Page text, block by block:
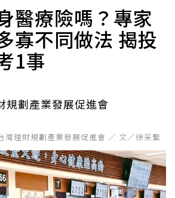
醫療險嗎？專家
寡不同做法 揭投
1事
規劃產業發展促進會
灣理財規劃產業發展促進會 ／ 文／徐采蘩